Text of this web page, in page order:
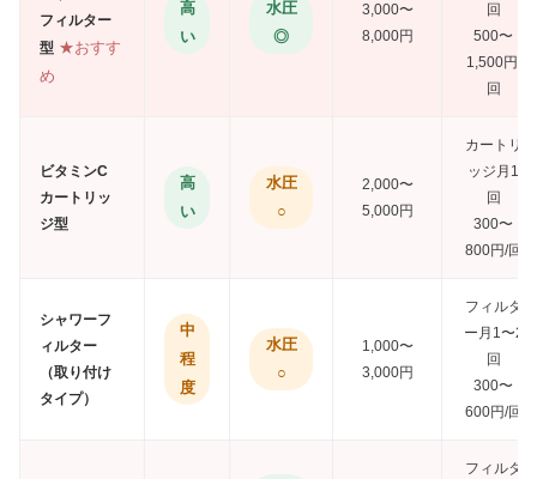
フィルター
型
高
い
水圧
◎
3,000〜
8,000円
回
500〜
1,500円/
回
ビタミンC
カートリッ
ジ型
高
い
水圧
○
2,000〜
5,000円
カートリ
ッジ月1
回
300〜
800円/回
シャワーフ
ィルター
（取り付け
タイプ）
中
程
度
水圧
○
1,000〜
3,000円
フィルタ
ー月1〜2
回
300〜
600円/回
フィルタ